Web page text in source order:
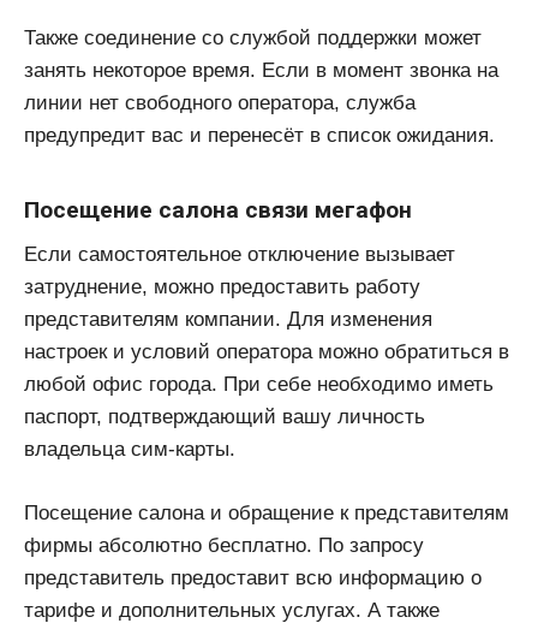
Также соединение со службой поддержки может
занять некоторое время. Если в момент звонка на
линии нет свободного оператора, служба
предупредит вас и перенесёт в список ожидания.
Посещение салона связи мегафон
Если самостоятельное отключение вызывает
затруднение, можно предоставить работу
представителям компании. Для изменения
настроек и условий оператора можно обратиться в
любой офис города. При себе необходимо иметь
паспорт, подтверждающий вашу личность
владельца сим-карты.
Посещение салона и обращение к представителям
фирмы абсолютно бесплатно. По запросу
представитель предоставит всю информацию о
тарифе и дополнительных услугах. А также